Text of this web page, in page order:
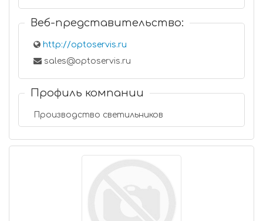
Веб-представительство:
http://optoservis.ru
sales@optoservis.ru
Профиль компании
Производство светильников